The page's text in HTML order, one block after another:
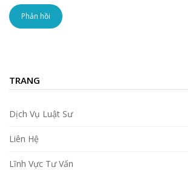
TRANG
Dịch Vụ Luật Sư
Liên Hệ
Lĩnh Vực Tư Vấn